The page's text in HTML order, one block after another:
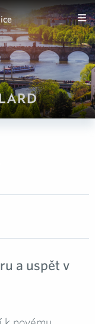
a uspět v